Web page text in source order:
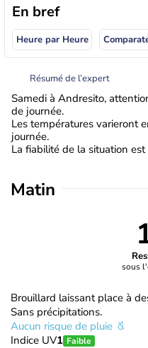
En bref
Heure par Heure
Résumé de l’expert
Samedi à Andresito,
de journée.
Les températures varieront
journée.
La fiabilité de la situation
Matin
sous
Brouillard laissant place à
Sans précipitations.
Aucun risque de pluie
Indice UV1 Faible